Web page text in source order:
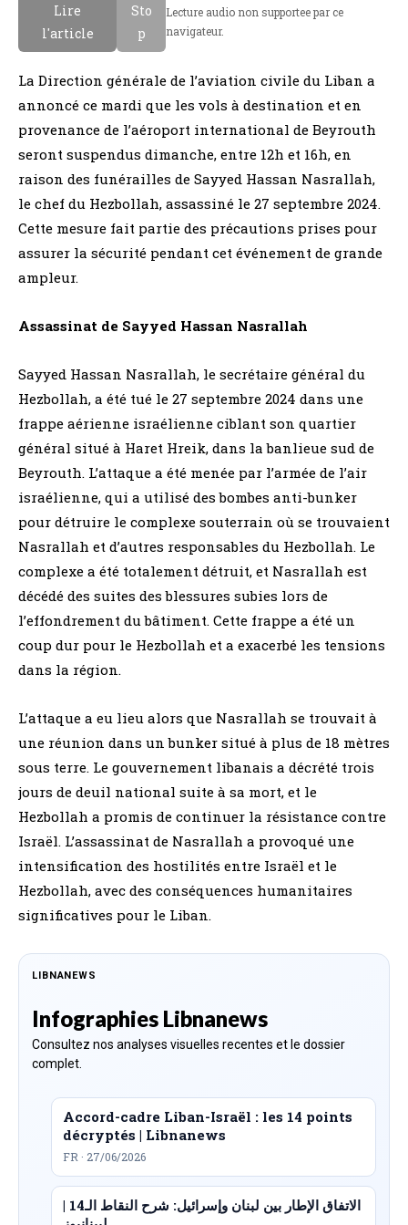
Lire
l'article
Sto
p
Lecture audio non supportee par ce
navigateur.
La Direction générale de l’aviation civile du Liban a
annoncé ce mardi que les vols à destination et en
provenance de l’aéroport international de Beyrouth
seront suspendus dimanche, entre 12h et 16h, en
raison des funérailles de Sayyed Hassan Nasrallah,
le chef du Hezbollah, assassiné le 27 septembre 2024.
Cette mesure fait partie des précautions prises pour
assurer la sécurité pendant cet événement de grande
ampleur.
Assassinat de Sayyed Hassan Nasrallah
Sayyed Hassan Nasrallah, le secrétaire général du
Hezbollah, a été tué le 27 septembre 2024 dans une
frappe aérienne israélienne ciblant son quartier
général situé à Haret Hreik, dans la banlieue sud de
Beyrouth. L’attaque a été menée par l’armée de l’air
israélienne, qui a utilisé des bombes anti-bunker
pour détruire le complexe souterrain où se trouvaient
Nasrallah et d’autres responsables du Hezbollah. Le
complexe a été totalement détruit, et Nasrallah est
décédé des suites des blessures subies lors de
l’effondrement du bâtiment. Cette frappe a été un
coup dur pour le Hezbollah et a exacerbé les tensions
dans la région.
L’attaque a eu lieu alors que Nasrallah se trouvait à
une réunion dans un bunker situé à plus de 18 mètres
sous terre. Le gouvernement libanais a décrété trois
jours de deuil national suite à sa mort, et le
Hezbollah a promis de continuer la résistance contre
Israël. L’assassinat de Nasrallah a provoqué une
intensification des hostilités entre Israël et le
Hezbollah, avec des conséquences humanitaires
significatives pour le Liban.
LIBNANEWS
Infographies Libnanews
Consultez nos analyses visuelles recentes et le dossier
complet.
Accord-cadre Liban-Israël : les 14 points
décryptés | Libnanews
FR · 27/06/2026
الاتفاق الإطار بين لبنان وإسرائيل: شرح النقاط الـ14 |